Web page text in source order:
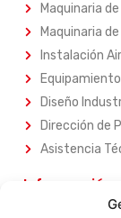
Maquinaria
Maquinaria
Instalación
Diseño
Dirección de
Asistencia
Información
Sobre